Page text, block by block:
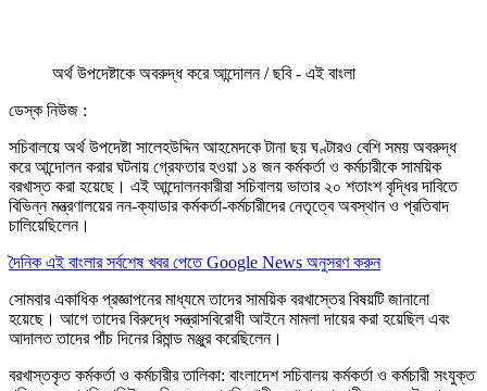
অর্থ উপদেষ্টাকে অবরুদ্ধ করে আন্দোলন / ছবি - এই বাংলা
ডেস্ক নিউজ :
সচিবালয়ে অর্থ উপদেষ্টা সালেহউদ্দিন আহমেদকে টানা ছয় ঘণ্টারও বেশি সময় অবরুদ্ধ
করে আন্দোলন করার ঘটনায় গ্রেফতার হওয়া ১৪ জন কর্মকর্তা ও কর্মচারীকে সাময়িক
বরখাস্ত করা হয়েছে। এই আন্দোলনকারীরা সচিবালয় ভাতার ২০ শতাংশ বৃদ্ধির দাবিতে
বিভিন্ন মন্ত্রণালয়ের নন-ক্যাডার কর্মকর্তা-কর্মচারীদের নেতৃত্বে অবস্থান ও প্রতিবাদ
চালিয়েছিলেন।
দৈনিক এই বাংলার সর্বশেষ খবর পেতে Google News অনুসরণ করুন
সোমবার একাধিক প্রজ্ঞাপনের মাধ্যমে তাদের সাময়িক বরখাস্তের বিষয়টি জানানো
হয়েছে। আগে তাদের বিরুদ্ধে সন্ত্রাসবিরোধী আইনে মামলা দায়ের করা হয়েছিল এবং
আদালত তাদের পাঁচ দিনের রিমান্ড মঞ্জুর করেছিলেন।
বরখাস্তকৃত কর্মকর্তা ও কর্মচারীর তালিকা: বাংলাদেশ সচিবালয় কর্মকর্তা ও কর্মচারী সংযুক্ত